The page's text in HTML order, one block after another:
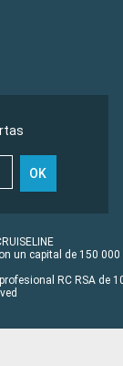
OK
un capital de 150 000
RC RSA de